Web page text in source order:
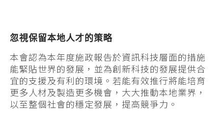
忽視保留本地人才的策略
本會認為本年度施政報告於資訊科技層面的措施
能緊貼世界的發展，並為創新科技的發展提供合
宜的支援及有利的環境。若能有效推行將能培育
更多人材及製造更多機會，大大推動本地業界，
以至整個社會的穩定發展，提高競爭力。